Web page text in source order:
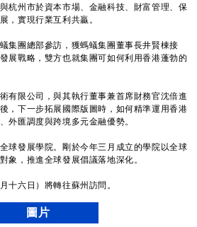
杭州市於資本市場、金融科技、財富管理、保
，實現行業互利共贏。
團總部參訪，獲螞蟻集團董事長井賢棟接
展戰略，雙方也就集團可如何利用香港蓬勃的
限公司，與其執行董事兼首席財務官沈倍進
，下一步拓展國際版圖時，如何精準運用香港
外匯調度與跨境多元金融優勢。
發展學院。剛於今年三月成立的學院以全球
象，推進全球發展倡議落地深化。
六日）將轉往蘇州訪問。
圖片